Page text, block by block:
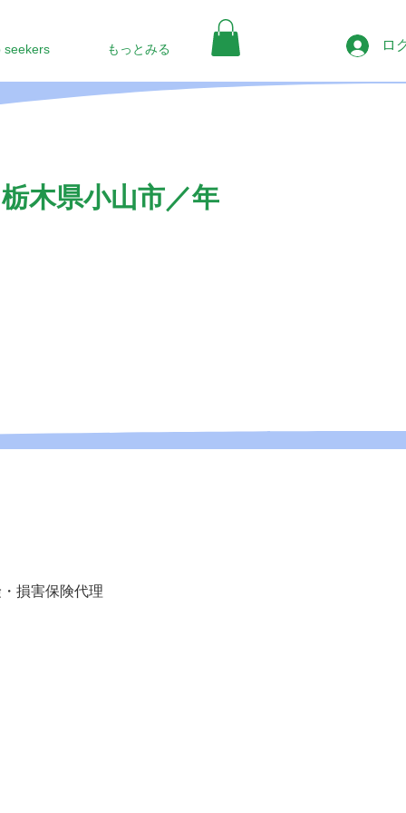
seekers もっとみる ロ
木県小山市／年
損害保険代理